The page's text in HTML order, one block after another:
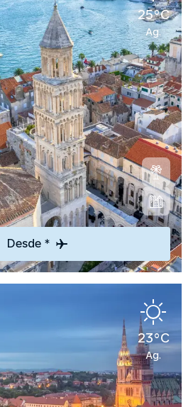
25°C
Ag.
Desde *
23°C
Ag.